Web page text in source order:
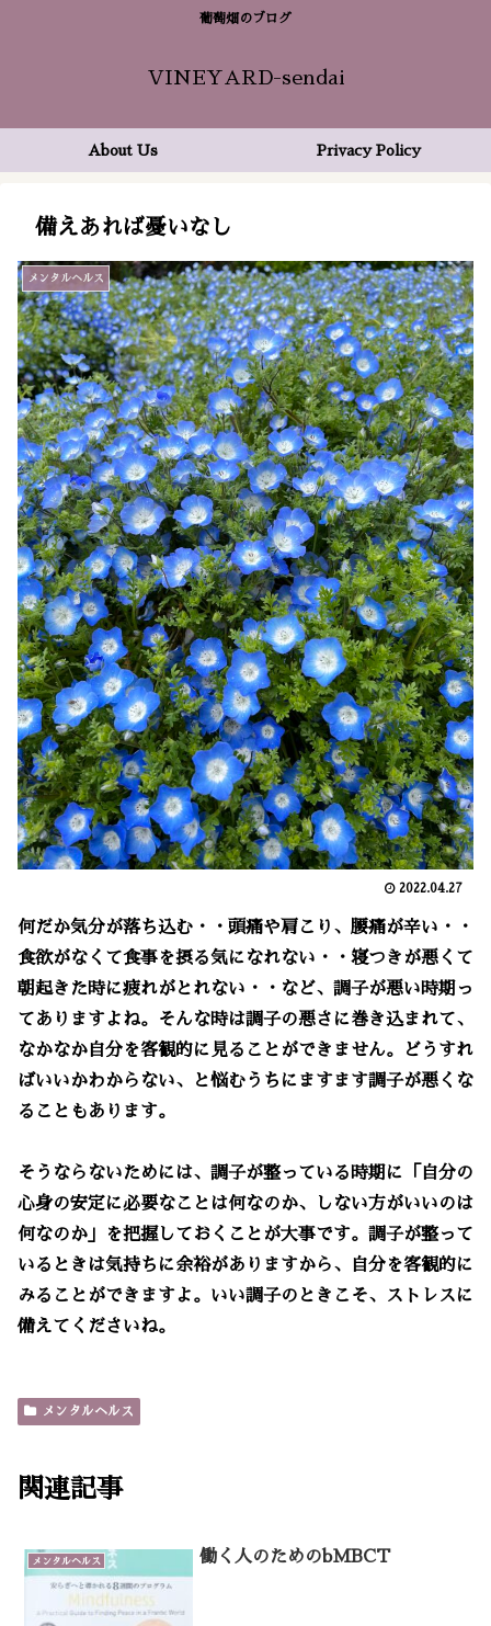
葡萄畑のブログ
VINEYARD-sendai
About Us Privacy Policy
備えあれば憂いなし
メンタルヘルス
2022.04.27
何だか気分が落ち込む・・頭痛や肩こり、腰痛が辛い・・
食欲がなくて食事を摂る気になれない・・寝つきが悪くて
朝起きた時に疲れがとれない・・など、調子が悪い時期っ
てありますよね。そんな時は調子の悪さに巻き込まれて、
なかなか自分を客観的に見ることができません。どうすれ
ばいいかわからない、と悩むうちにますます調子が悪くな
ることもあります。
そうならないためには、調子が整っている時期に「自分の
心身の安定に必要なことは何なのか、しない方がいいのは
何なのか」を把握しておくことが大事です。調子が整って
いるときは気持ちに余裕がありますから、自分を客観的に
みることができますよ。いい調子のときこそ、ストレスに
備えてくださいね。
メンタルヘルス
関連記事
メンタルヘルス 働く人のためのbMBCT